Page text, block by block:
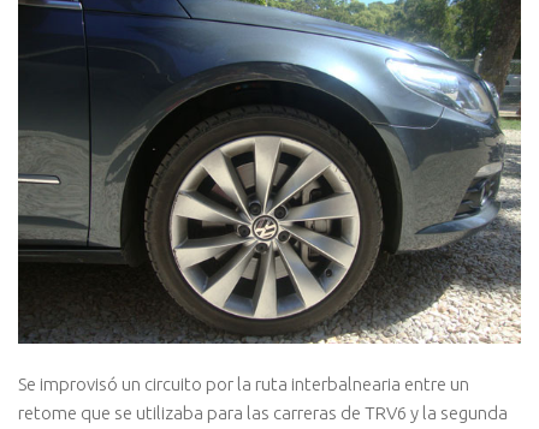
Se improvisó un circuito por la ruta interbalnearia entre un
retome que se utilizaba para las carreras de TRV6 y la segunda